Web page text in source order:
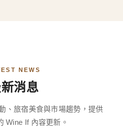
NEWS
消息
、旅宿美食與市場趨勢，提供
Wine If 內容更新。